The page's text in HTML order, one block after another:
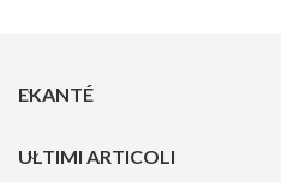
EKANTÉ
ULTIMI ARTICOLI